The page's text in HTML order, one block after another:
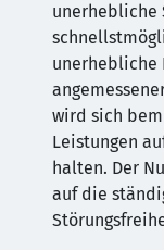
unerhebliche
unerhebliche
wird sich
Leistungen
halten. Der
auf die